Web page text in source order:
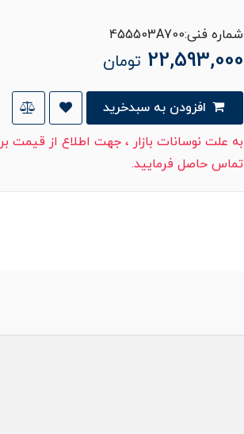
شماره فنی:455503A700
22,593,000 تومان
به علت نوسانات بازار ، جهت اطلاع از قیمت
تماس حاصل فرمایید.